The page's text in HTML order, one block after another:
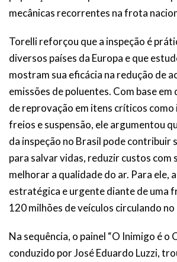
mecânicas recorrentes na frota
Torelli reforçou que a inspeção é
diversos países da Europa e que
mostram sua eficácia na redução de
emissões de poluentes. Com base
de reprovação em itens críticos como
freios e suspensão, ele argumentou
da inspeção no Brasil pode
para salvar vidas, reduzir custos com
melhorar a qualidade do ar. Para ele,
estratégica e urgente diante de uma
120 milhões de veículos circulando no
Na sequência, o painel “O Inimigo é o
conduzido por José Eduardo Luzzi,